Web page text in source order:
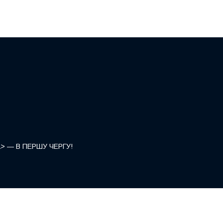
a> — В ПЕРШУ ЧЕРГУ!